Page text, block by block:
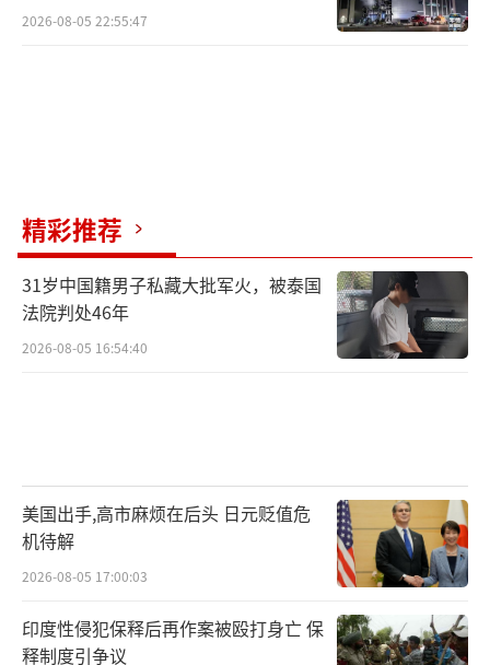
2026-08-05 22:55:47
精彩推荐
31岁中国籍男子私藏大批军火，被泰国
法院判处46年
2026-08-05 16:54:40
美国出手,高市麻烦在后头 日元贬值危
机待解
2026-08-05 17:00:03
印度性侵犯保释后再作案被殴打身亡 保
释制度引争议